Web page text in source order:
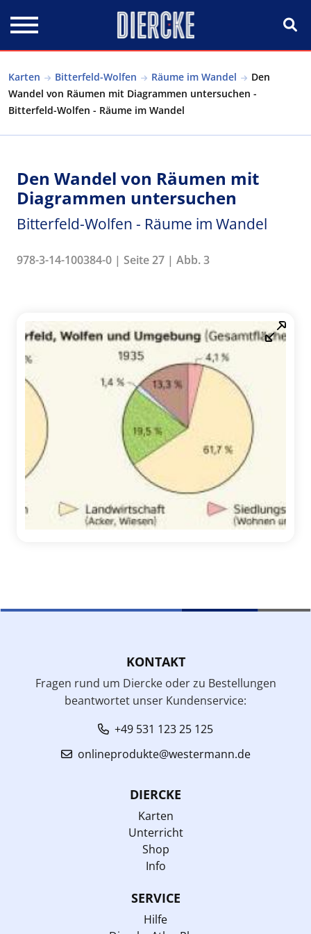
Karten Bitterfeld-Wolfen Räume im Wandel
Den
Wandel von Räumen mit Diagrammen untersuchen -
Bitterfeld-Wolfen - Räume im Wandel
Den Wandel von Räumen mit
Diagrammen untersuchen
Bitterfeld-Wolfen - Räume im Wandel
978-3-14-100384-0 | Seite 27 | Abb. 3
KONTAKT
Fragen rund um Diercke oder zu Bestellungen
beantwortet unser Kundenservice:
+49 531 123 25 125
onlineprodukte@westermann.de
DIERCKE
Karten
Unterricht
Shop
Info
SERVICE
Hilfe